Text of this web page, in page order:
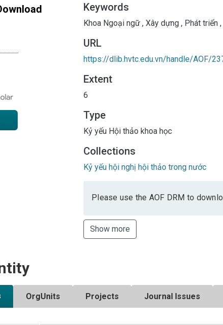
Keywords
Khoa Ngoại ngữ , Xây dựng , Phát triển ,
URL
https://dlib.hvtc.edu.vn/handle/AOF/
Extent
6
Type
Kỷ yếu Hội thảo khoa học
Collections
Kỷ yếu hội nghị hội thảo trong nước
Please use the AOF DRM to
Show more
OrgUnits Projects Journal Issues